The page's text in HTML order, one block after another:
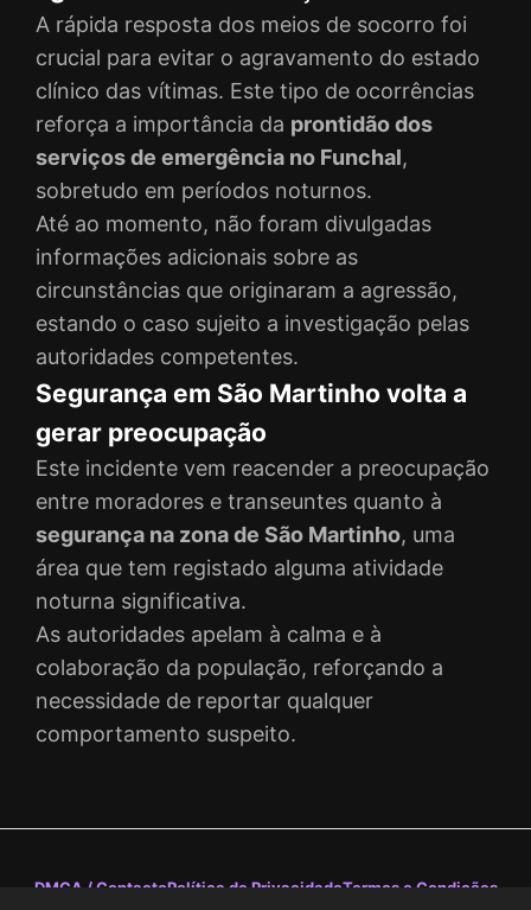
A rápida resposta dos meios de socorro foi
crucial para evitar o agravamento do estado
clínico das vítimas. Este tipo de ocorrências
reforça a importância da prontidão dos
serviços de emergência no Funchal,
sobretudo em períodos noturnos.
Até ao momento, não foram divulgadas
informações adicionais sobre as
circunstâncias que originaram a agressão,
estando o caso sujeito a investigação pelas
autoridades competentes.
Segurança em São Martinho volta a
gerar preocupação
Este incidente vem reacender a preocupação
entre moradores e transeuntes quanto à
segurança na zona de São Martinho, uma
área que tem registado alguma atividade
noturna significativa.
As autoridades apelam à calma e à
colaboração da população, reforçando a
necessidade de reportar qualquer
comportamento suspeito.
DMCA / ContactoPolítica de PrivacidadeTermos e Condições